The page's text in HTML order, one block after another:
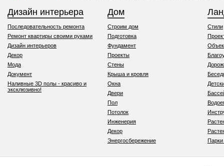
Дизайн интерьера
Последовательность ремонта
Ремонт квартиры своими руками
Дизайн интерьеров
Декор
Мода
Документ
Наливные 3D полы - красиво и
эксклюзивно!
Дом
Строим дом
Подготовка
Фундамент
Проекты
Стены
Крыша и кровля
Окна
Двери
Пол
Потолок
Инженерия
Декор
Энергосбережение
Стили